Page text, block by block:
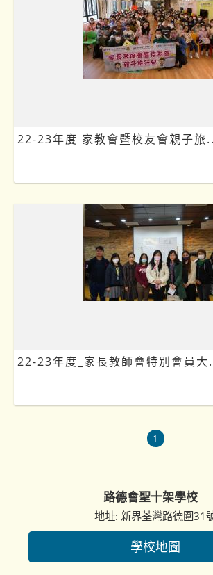
22-23年度 家教會暨校友會親子旅
22-23年度_家長教師會特別會員大
1
路德會聖十架學校
地址: 新界荃灣路德圍31
學校地圖